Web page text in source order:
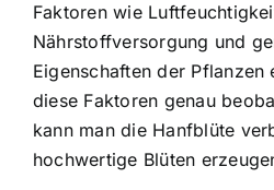
Faktoren wie
Nährstoffversorgung und
Eigenschaften der Pflanzen
diese Faktoren genau
kann man die Hanfblüte
hochwertige Blüten